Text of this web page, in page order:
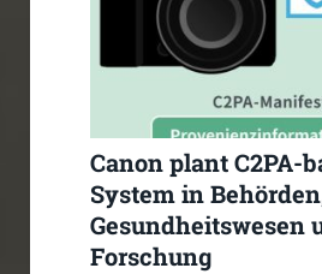
Canon plant C2PA-
System in
Gesundheitswesen
Forschung